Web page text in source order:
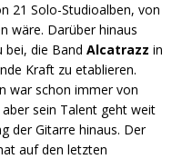
21 Solo-Studioalben, von
wäre. Darüber hinaus
bei, die Band Alcatrazz in
Kraft zu etablieren.
war schon immer von
sein Talent geht weit
der Gitarre hinaus. Der
auf den letzten